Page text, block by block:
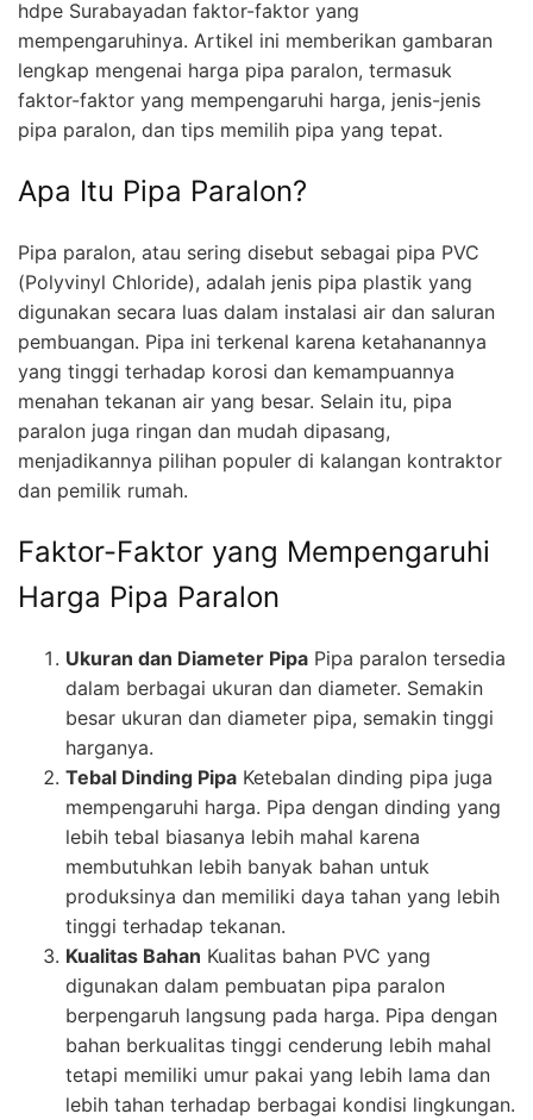
hdpe Surabayadan faktor-faktor yang
mempengaruhinya. Artikel ini memberikan gambaran
lengkap mengenai harga pipa paralon, termasuk
faktor-faktor yang mempengaruhi harga, jenis-jenis
pipa paralon, dan tips memilih pipa yang tepat.
Apa Itu Pipa Paralon?
Pipa paralon, atau sering disebut sebagai pipa PVC
(Polyvinyl Chloride), adalah jenis pipa plastik yang
digunakan secara luas dalam instalasi air dan saluran
pembuangan. Pipa ini terkenal karena ketahanannya
yang tinggi terhadap korosi dan kemampuannya
menahan tekanan air yang besar. Selain itu, pipa
paralon juga ringan dan mudah dipasang,
menjadikannya pilihan populer di kalangan kontraktor
dan pemilik rumah.
Faktor-Faktor yang Mempengaruhi
Harga Pipa Paralon
Ukuran dan Diameter Pipa Pipa paralon tersedia
dalam berbagai ukuran dan diameter. Semakin
besar ukuran dan diameter pipa, semakin tinggi
harganya.
Tebal Dinding Pipa Ketebalan dinding pipa juga
mempengaruhi harga. Pipa dengan dinding yang
lebih tebal biasanya lebih mahal karena
membutuhkan lebih banyak bahan untuk
produksinya dan memiliki daya tahan yang lebih
tinggi terhadap tekanan.
Kualitas Bahan Kualitas bahan PVC yang
digunakan dalam pembuatan pipa paralon
berpengaruh langsung pada harga. Pipa dengan
bahan berkualitas tinggi cenderung lebih mahal
tetapi memiliki umur pakai yang lebih lama dan
lebih tahan terhadap berbagai kondisi lingkungan.